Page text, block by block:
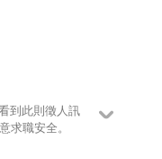
到此則徵人訊
求職安全。